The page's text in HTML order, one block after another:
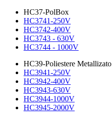
HC37-PolBox
HC3741-250V
HC3742-400V
HC3743 - 630V
HC3744 - 1000V
HC39-Poliestere Metallizato
HC3941-250V
HC3942-400V
HC3943-630V
HC3944-1000V
HC3945-2000V